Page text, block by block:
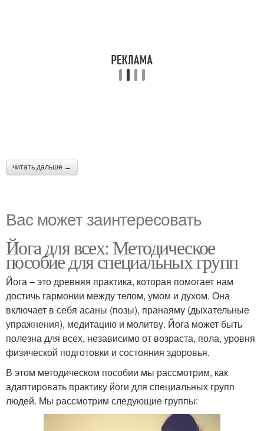
читать дальше →
Вас может заинтересовать
Йога для всех: Методическое
пособие для специальных групп
Йога – это древняя практика, которая помогает нам
достичь гармонии между телом, умом и духом. Она
включает в себя асаны (позы), пранаяму (дыхательные
упражнения), медитацию и молитву. Йога может быть
полезна для всех, независимо от возраста, пола, уровня
физической подготовки и состояния здоровья.
В этом методическом пособии мы рассмотрим, как
адаптировать практику йоги для специальных групп
людей. Мы рассмотрим следующие группы: